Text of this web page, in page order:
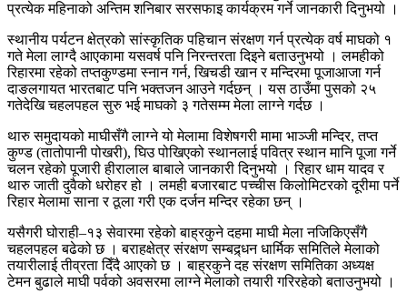
प्रत्येक महिनाको अन्तिम शनिबार सरसफाइ कार्यक्रम गर्ने जानकारी दिनुभयो ।
स्थानीय पर्यटन क्षेत्रको सांस्कृतिक पहिचान संरक्षण गर्न प्रत्येक वर्ष माघको १
गते मेला लाग्दै आएकामा यसवर्ष पनि निरन्तरता दिइने बताउनुभयो । लमहीको
रिहारमा रहेको तप्तकुण्डमा स्नान गर्न, खिचडी खान र मन्दिरमा पूजाआजा गर्न
दाङलगायत भारतबाट पनि भक्तजन आउने गर्दछन् । यस ठाउँमा पुसको २५
गतेदेखि चहलपहल सुरु भई माघको ३ गतेसम्म मेला लाग्ने गर्दछ ।
थारु समुदायको माघीसँगै लाग्ने यो मेलामा विशेषगरी मामा भाञ्जी मन्दिर, तप्त
कुण्ड (तातोपानी पोखरी), घिउ पोखिएको स्थानलाई पवित्र स्थान मानि पूजा गर्ने
चलन रहेको पूजारी हीरालाल बाबाले जानकारी दिनुभयो । रिहार धाम यादव र
थारु जाती दुवैको धरोहर हो । लमही बजारबाट पच्चीस किलोमिटरको दूरीमा पर्ने
रिहार मेलामा साना र ठूला गरी एक दर्जन मन्दिर रहेका छन् ।
यसैगरी घोराही–१३ सेवारमा रहेको बाह्रकुने दहमा माघी मेला नजिकिएसँगै
चहलपहल बढेको छ । बराहक्षेत्र संरक्षण सम्बद्र्धन धार्मिक समितिले मेलाको
तयारीलाई तीव्रता दिँदै आएको छ । बाह्रकुने दह संरक्षण समितिका अध्यक्ष
टेमन बुढाले माघी पर्वको अवसरमा लाग्ने मेलाको तयारी गरिरहेको बताउनुभयो ।